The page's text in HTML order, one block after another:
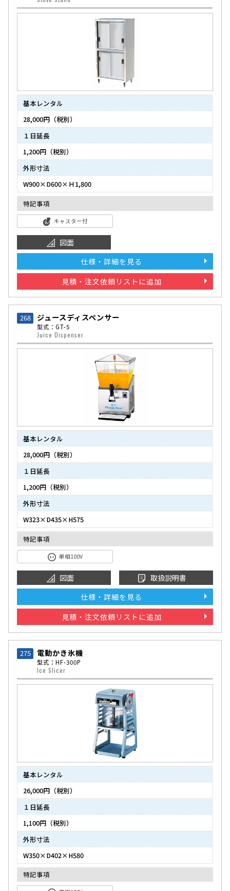
基本レンタル
28,000円（税別）
１日延長
1,200円（税別）
外形寸法
W900×D600×Ｈ1,800
特記事項
キャスター付
図面
仕様・詳細を見る
見積・注文依頼リストに追加
268 ジュースディスペンサー
型式：GT-5
Juice Dispenser
基本レンタル
28,000円（税別）
１日延長
1,200円（税別）
外形寸法
W323×D435×H575
特記事項
単相100V
図面
取扱説明書
仕様・詳細を見る
見積・注文依頼リストに追加
275 電動かき氷機
型式：HF-300P
Ice Slicer
基本レンタル
26,000円（税別）
１日延長
1,100円（税別）
外形寸法
W350×D402×H580
特記事項